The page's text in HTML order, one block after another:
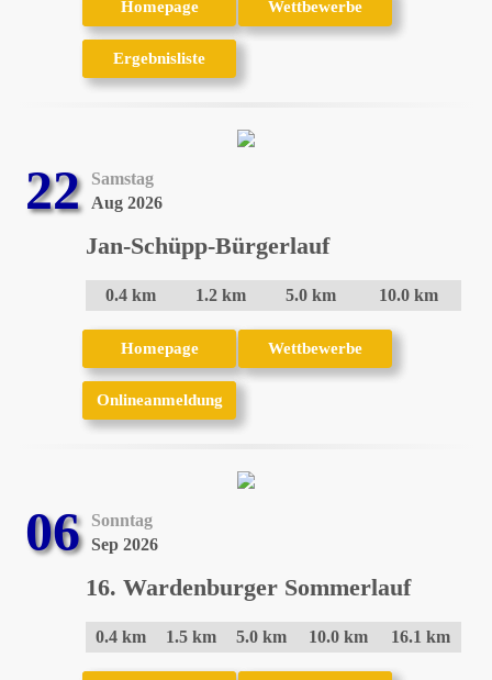
Homepage
Homepage Wettbewerbe
Wettbewerbe
Ergebnisliste
Ergebnisliste
22
Samstag
Aug 2026
Jan-Schüpp-Bürgerlauf
0.4 km 1.2 km 5.0 km 10.0 km
Homepage
Homepage Wettbewerbe
Wettbewerbe
Onlineanmeldung
Onlineanmeldung
06
Sonntag
Sep 2026
16. Wardenburger Sommerlauf
0.4 km 1.5 km 5.0 km 10.0 km 16.1 km